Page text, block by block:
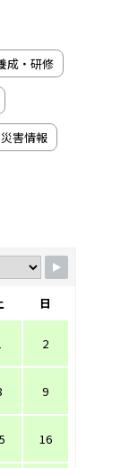
成・研修
災害情報
日
2
9
16